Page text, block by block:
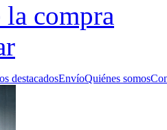
compra
destacadosEnvíoQuiénes somos